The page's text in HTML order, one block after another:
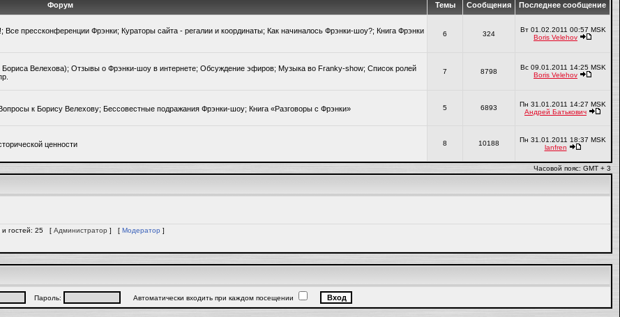
Форум Темы Сообщения Последнее сообщение
Все прессконференции Фрэнки; Кураторы сайта - регалии и координаты; Как начиналось Фрэнки-шоу?; Книга Фрэнки
6 324
Вт 01.02.2011 00:57 MSK
Boris Velehov
Бориса Велехова); Отзывы о Фрэнки-шоу в интернете; Обсуждение эфиров; Музыка во Franky-show; Список ролей
7 8798
Вс 09.01.2011 14:25 MSK
Boris Velehov
к Борису Велехову; Бессовестные подражания Фрэнки-шоу; Книга «Разговоры с Фрэнки» 5 6893
Пн 31.01.2011 14:27 MSK
Андрей Батькович
ценности 8 10188
Пн 31.01.2011 18:37 MSK
lanfren
Часовой пояс: GMT + 3
и гостей: 25 [ Администратор ] [ Модератор ]
Пароль: Автоматически входить при каждом посещении